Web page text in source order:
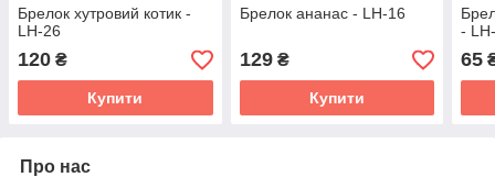
Брелок хутровий котик -
LH-26
120 ₴
Купити
Брелок ананас - LH-16
129₴
Купити
-
65
Про нас